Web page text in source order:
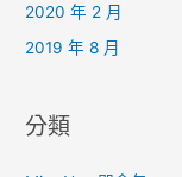
2020 年 2 月
2019 年 8 月
分類